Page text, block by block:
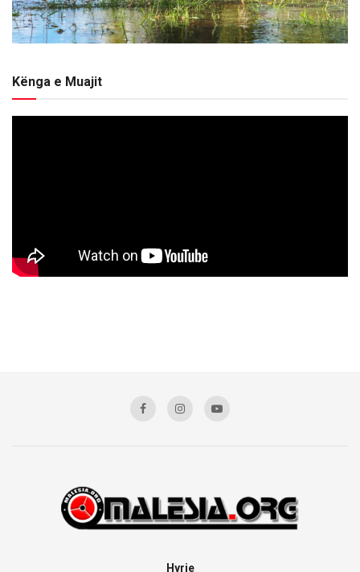
Kënga e Muajit
Hyrje